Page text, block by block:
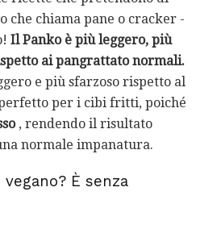
che chiama pane o cracker -
Il Panko è più leggero, più
ai pangrattato normali.
e più sfarzoso rispetto al
per i cibi fritti, poiché
, rendendo il risultato
normale impanatura.
vegano? È senza